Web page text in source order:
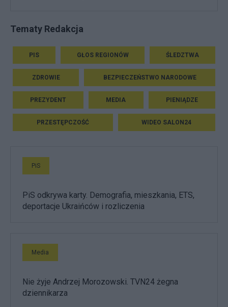
Tematy Redakcja
PIS GŁOS REGIONÓW ŚLEDZTWA
ZDROWIE BEZPIECZEŃSTWO NARODOWE
PREZYDENT MEDIA PIENIĄDZE
PRZESTĘPCZOŚĆ WIDEO SALON24
PiS
PiS odkrywa karty. Demografia, mieszkania, ETS,
deportacje Ukraińców i rozliczenia
Media
Nie żyje Andrzej Morozowski. TVN24 żegna
dziennikarza